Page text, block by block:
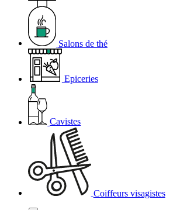
Salons de thé
Epiceries
Cavistes
Coiffeurs visagistes